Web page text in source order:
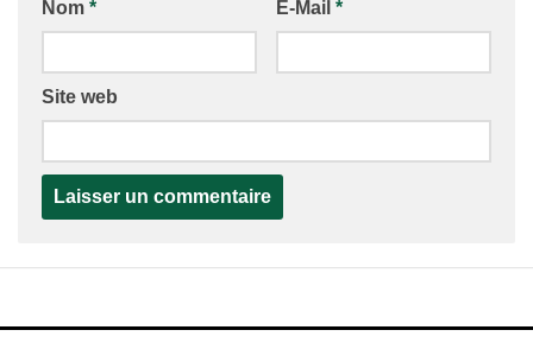
Nom * E-Mail *
Site web